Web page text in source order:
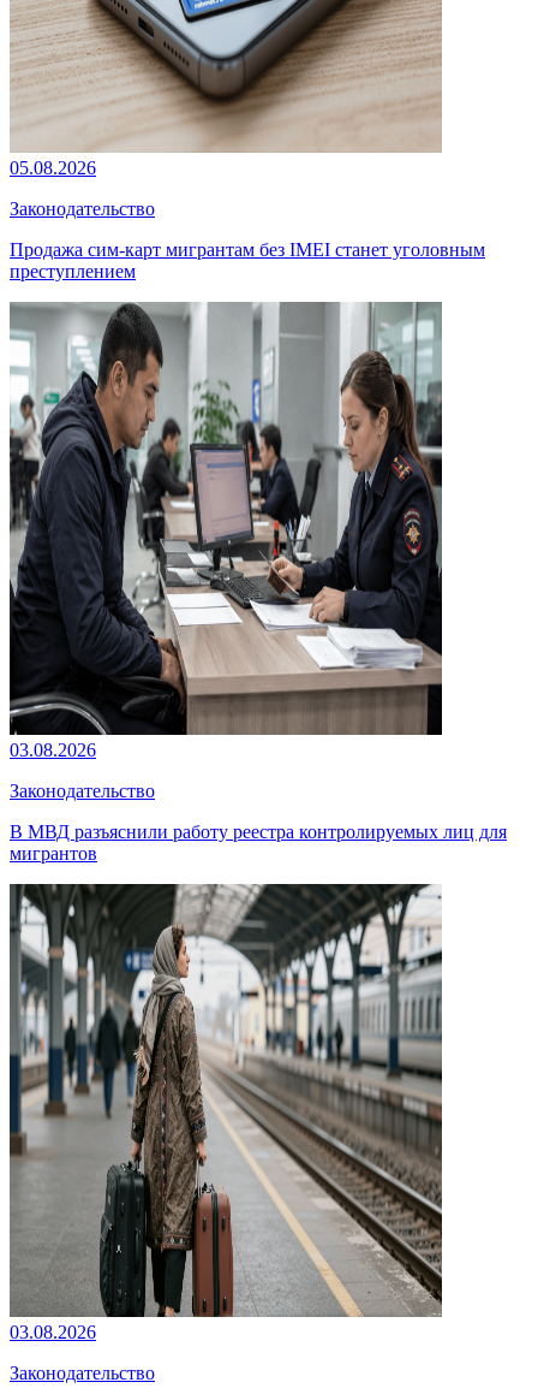
05.08.2026
Законодательство
Продажа сим-карт мигрантам без IMEI станет уголовным
преступлением
03.08.2026
Законодательство
В МВД разъяснили работу реестра контролируемых лиц для
мигрантов
03.08.2026
Законодательство